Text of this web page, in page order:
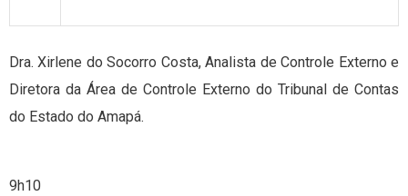
Dra. Xirlene do Socorro Costa, Analista de Controle Externo e
Diretora da Área de Controle Externo do Tribunal de Contas
do Estado do Amapá.
9h10